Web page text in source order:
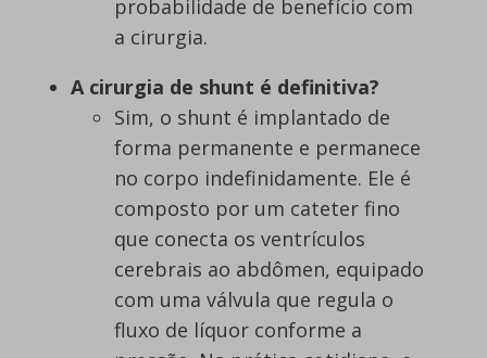
probabilidade de benefício com
a cirurgia.
A cirurgia de shunt é definitiva?
Sim, o shunt é implantado de
forma permanente e permanece
no corpo indefinidamente. Ele é
composto por um cateter fino
que conecta os ventrículos
cerebrais ao abdômen, equipado
com uma válvula que regula o
fluxo de líquor conforme a